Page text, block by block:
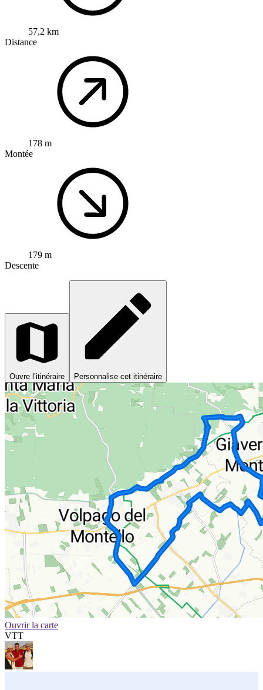
57,2 km
Distance
178 m
Montée
179 m
Descente
Ouvre l’itinéraire Personnalise cet itinéraire
Ouvrir la carte
VTT